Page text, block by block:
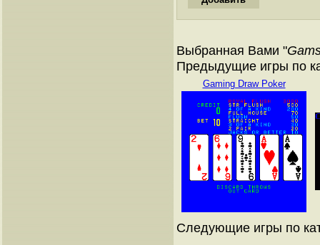
Выбранная Вами "
Предыдущие игры по
Gaming Draw Poker
Следующие игры по